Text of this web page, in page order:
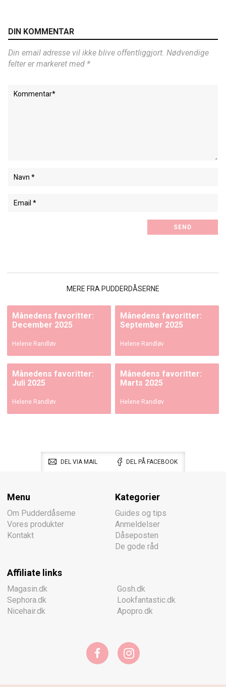
DIN KOMMENTAR
Din email adresse vil ikke blive offentliggjort. Nødvendige
felter er markeret med *
MERE FRA PUDDERDÅSERNE
Månedens favoritter:
December 2025
Helene Randløv
Månedens favoritter:
September 2025
Helene Randløv
Månedens favoritter:
Juli 2025
Helene Randløv
Månedens favoritter:
Marts 2025
Helene Randløv
DEL VIA MAIL DEL PÅ FACEBOOK
Menu
Om Pudderdåserne
Vores produkter
Kontakt
Kategorier
Guides og tips
Anmeldelser
Dåseposten
De gode råd
Affiliate links
Magasin.dk
Sephora.dk
Nicehair.dk
Gosh.dk
Lookfantastic.dk
Apopro.dk